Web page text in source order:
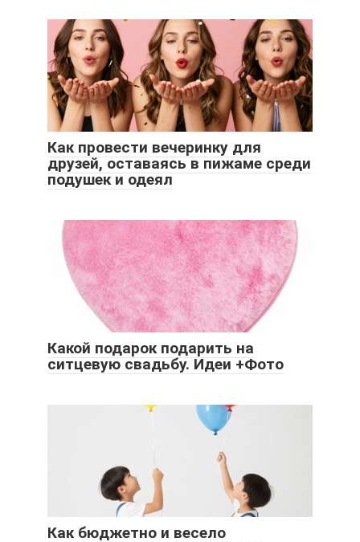
Как провести вечеринку для
друзей, оставаясь в пижаме среди
подушек и одеял
Какой подарок подарить на
ситцевую свадьбу. Идеи +Фото
Как бюджетно и весело